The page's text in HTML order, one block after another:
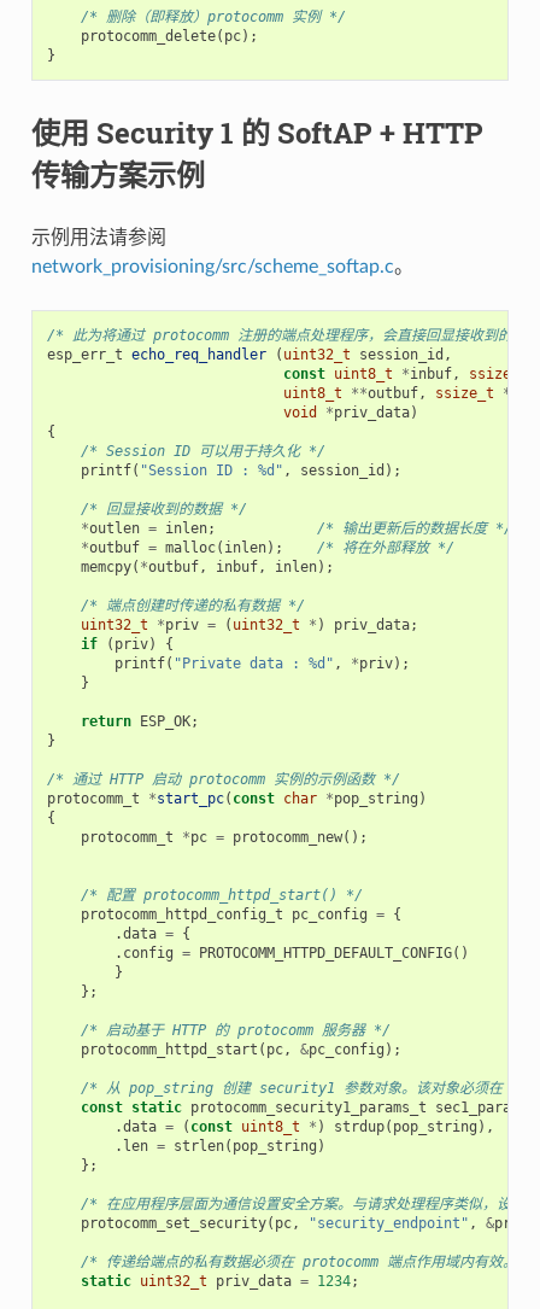
/* 删除（即释放）protocomm 实例 */
protocomm_delete( pc);
}
使用 Security 1 的 SoftAP + HTTP
传输方案示例
示例用法请参阅
network_provisioning/src/scheme_softap.c。
/* 此为将通过 protocomm 注册的端点处理程序，会直接回显接收到的数
esp_err_t echo_req_handler ( uint32_t session_id ,
const uint8_t *inbuf, ssize_t
uint8_t
**outbuf, ssize_t *
void
*priv_data)
{
/* Session ID 可以用于持久化 */
printf( "Session ID : %d" , session_id );
/* 回显接收到的数据 */
*outlen = inlen;
/* 输出更新后的数据长度 */
*outbuf = malloc( inlen);
/* 将在外部释放 */
memcpy( *outbuf, inbuf, inlen);
/* 端点创建时传递的私有数据 */
uint32_t
*priv = ( uint32_t * ) priv_data;
if
( priv)
{
printf( "Private data : %d" , *priv);
}
return ESP_OK;
}
/* 通过 HTTP 启动 protocomm 实例的示例函数 */
protocomm_t
*start_pc( const char *pop_string )
{
protocomm_t
*pc = protocomm_new();
/* 配置 protocomm_httpd_start() */
protocomm_httpd_config_t
pc_config = {
.data = {
. config = PROTOCOMM_HTTPD_DEFAULT_CONFIG()
}
};
/* 启动基于 HTTP 的 protocomm 服务器 */
protocomm_httpd_start ( pc, &pc_config );
/* 从 pop_string 创建 security1 参数对象。该对象必须在
const static protocomm_security1_params_t sec1_params
.data = ( const uint8_t * ) strdup( pop_string ),
. len = strlen( pop_string )
};
/* 在应用程序层面为通信设置安全方案。与请求处理程序类似，设
protocomm_set_security( pc, "security_endpoint" , &
/* 传递给端点的私有数据必须在 protocomm 端点作用域内有效。该
static uint32_t priv_data = 1234;